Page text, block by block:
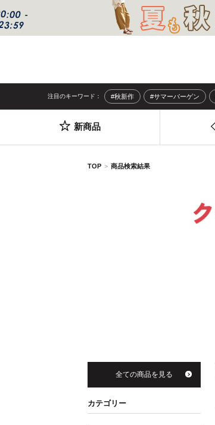
注目のキーワード： #秋新作 #サマーバーゲン
新商品
TOP 商品検索結果
全ての商品を見る
カテゴリー